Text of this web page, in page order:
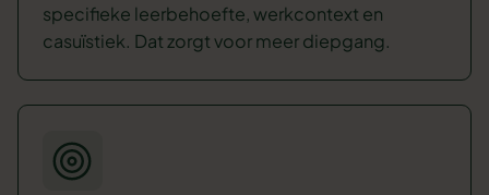
specifieke leerbehoefte, werkcontext en
casuïstiek. Dat zorgt voor meer diepgang.